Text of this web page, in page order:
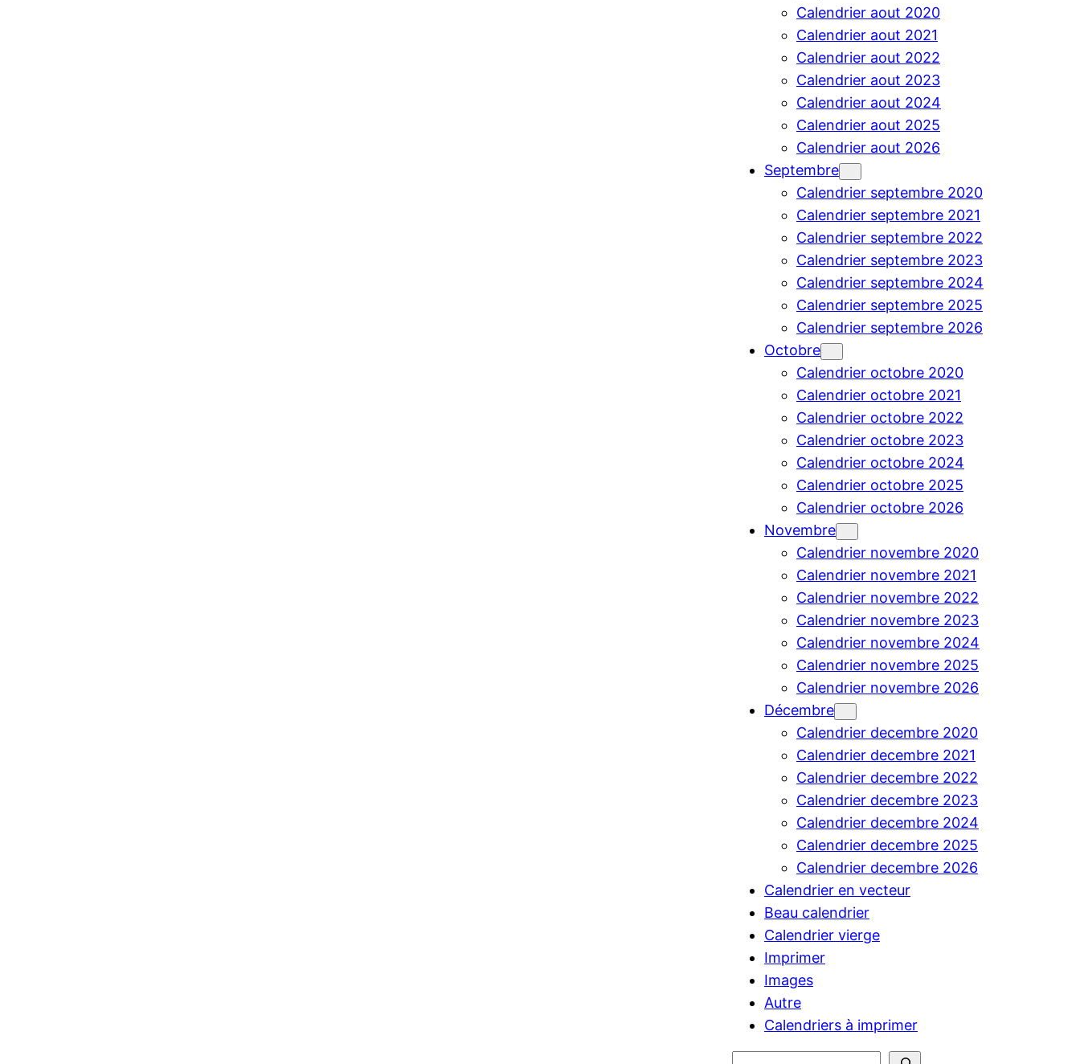
Calendrier aout 2020
Calendrier aout 2021
Calendrier aout 2022
Calendrier aout 2023
Calendrier aout 2024
Calendrier aout 2025
Calendrier aout 2026
Septembre
Calendrier septembre 2020
Calendrier septembre 2021
Calendrier septembre 2022
Calendrier septembre 2023
Calendrier septembre 2024
Calendrier septembre 2025
Calendrier septembre 2026
Octobre
Calendrier octobre 2020
Calendrier octobre 2021
Calendrier octobre 2022
Calendrier octobre 2023
Calendrier octobre 2024
Calendrier octobre 2025
Calendrier octobre 2026
Novembre
Calendrier novembre 2020
Calendrier novembre 2021
Calendrier novembre 2022
Calendrier novembre 2023
Calendrier novembre 2024
Calendrier novembre 2025
Calendrier novembre 2026
Décembre
Calendrier decembre 2020
Calendrier decembre 2021
Calendrier decembre 2022
Calendrier decembre 2023
Calendrier decembre 2024
Calendrier decembre 2025
Calendrier decembre 2026
Calendrier en vecteur
Beau calendrier
Calendrier vierge
Imprimer
Images
Autre
Calendriers à imprimer